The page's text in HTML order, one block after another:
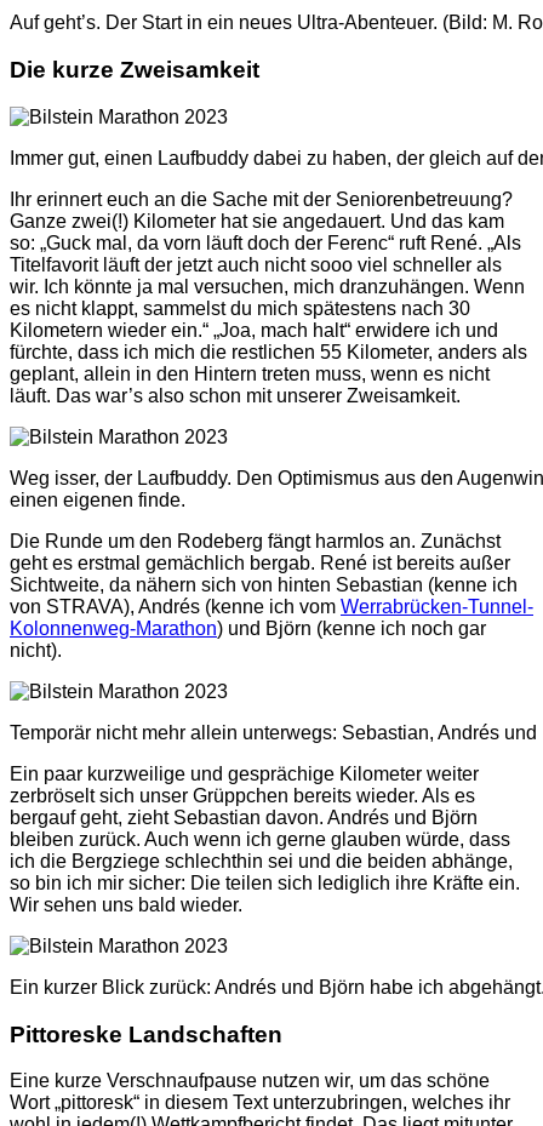
Auf geht’s. Der Start in ein neues Ultra-Abenteuer. (Bild: M.
Die kurze Zweisamkeit
Immer gut, einen Laufbuddy dabei zu haben, der gleich auf
Ihr erinnert euch an die Sache mit der Seniorenbetreuung?
Ganze zwei(!) Kilometer hat sie angedauert. Und das kam
so: „Guck mal, da vorn läuft doch der Ferenc“ ruft René. „Als
Titelfavorit läuft der jetzt auch nicht sooo viel schneller als
wir. Ich könnte ja mal versuchen, mich dranzuhängen. Wenn
es nicht klappt, sammelst du mich spätestens nach 30
Kilometern wieder ein.“ „Joa, mach halt“ erwidere ich und
fürchte, dass ich mich die restlichen 55 Kilometer, anders als
geplant, allein in den Hintern treten muss, wenn es nicht
läuft. Das war’s also schon mit unserer Zweisamkeit.
Weg isser, der Laufbuddy. Den Optimismus aus den
einen eigenen finde.
Die Runde um den Rodeberg fängt harmlos an. Zunächst
geht es erstmal gemächlich bergab. René ist bereits außer
Sichtweite, da nähern sich von hinten Sebastian (kenne ich
von STRAVA), Andrés (kenne ich vom Werrabrücken-Tunnel-
Kolonnenweg-Marathon) und Björn (kenne ich noch gar
nicht).
Temporär nicht mehr allein unterwegs: Sebastian, Andrés
Ein paar kurzweilige und gesprächige Kilometer weiter
zerbröselt sich unser Grüppchen bereits wieder. Als es
bergauf geht, zieht Sebastian davon. Andrés und Björn
bleiben zurück. Auch wenn ich gerne glauben würde, dass
ich die Bergziege schlechthin sei und die beiden abhänge,
so bin ich mir sicher: Die teilen sich lediglich ihre Kräfte ein.
Wir sehen uns bald wieder.
Ein kurzer Blick zurück: Andrés und Björn habe ich
Pittoreske Landschaften
Eine kurze Verschnaufpause nutzen wir, um das schöne
Wort „pittoresk“ in diesem Text unterzubringen, welches ihr